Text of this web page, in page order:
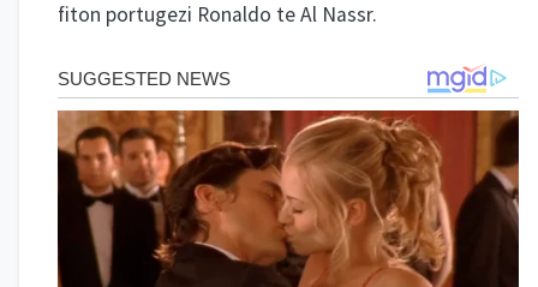
fiton portugezi Ronaldo te Al Nassr.